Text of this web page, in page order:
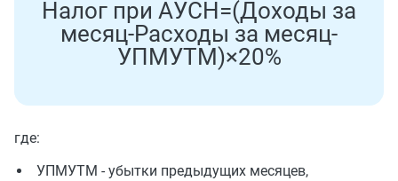
Налог при АУСН=(Доходы за
месяц-Расходы за месяц-
УПМУТМ)×20%
где:
УПМУТМ - убытки предыдущих месяцев,